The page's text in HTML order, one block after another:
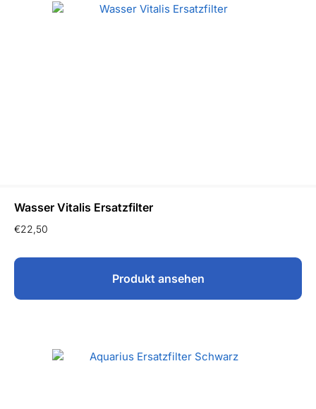
Wasser Vitalis Ersatzfilter
€22,50
Produkt ansehen